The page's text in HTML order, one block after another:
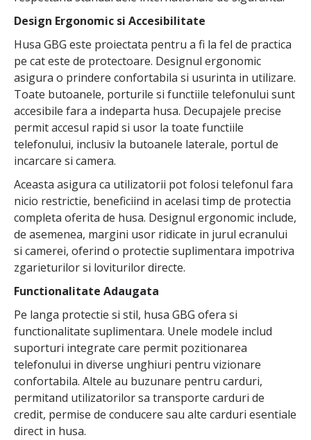
Design Ergonomic si Accesibilitate
Husa GBG este proiectata pentru a fi la fel de practica
pe cat este de protectoare. Designul ergonomic
asigura o prindere confortabila si usurinta in utilizare.
Toate butoanele, porturile si functiile telefonului sunt
accesibile fara a indeparta husa. Decupajele precise
permit accesul rapid si usor la toate functiile
telefonului, inclusiv la butoanele laterale, portul de
incarcare si camera.
Aceasta asigura ca utilizatorii pot folosi telefonul fara
nicio restrictie, beneficiind in acelasi timp de protectia
completa oferita de husa. Designul ergonomic include,
de asemenea, margini usor ridicate in jurul ecranului
si camerei, oferind o protectie suplimentara impotriva
zgarieturilor si loviturilor directe.
Functionalitate Adaugata
Pe langa protectie si stil, husa GBG ofera si
functionalitate suplimentara. Unele modele includ
suporturi integrate care permit pozitionarea
telefonului in diverse unghiuri pentru vizionare
confortabila. Altele au buzunare pentru carduri,
permitand utilizatorilor sa transporte carduri de
credit, permise de conducere sau alte carduri esentiale
direct in husa.